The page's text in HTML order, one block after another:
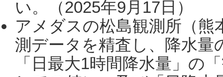
い。（2025年9月17日）
アメダスの松島観測所（熊
測データを精査し、降水
「日最大1時間降水量」の